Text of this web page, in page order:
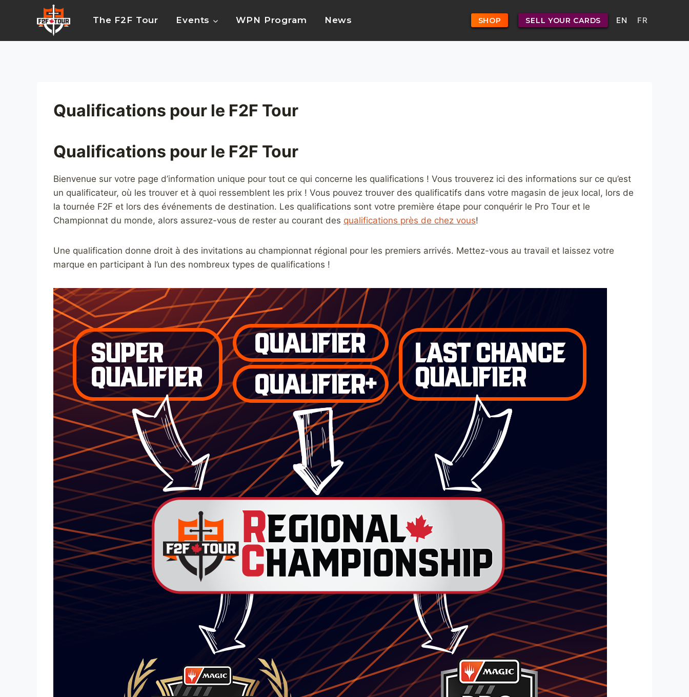
The F2F Tour Events WPN Program News SHOP SELL YOUR CARDS EN FR
Qualifications pour le F2F Tour
Qualifications pour le F2F Tour
Bienvenue sur votre page d’information unique pour tout ce qui concerne les qualifications ! Vous trouverez ici des informations sur ce qu’est
un qualificateur, où les trouver et à quoi ressemblent les prix ! Vous pouvez trouver des qualificatifs dans votre magasin de jeux local, lors de
la tournée F2F et lors des événements de destination. Les qualifications sont votre première étape pour conquérir le Pro Tour et le
Championnat du monde, alors assurez-vous de rester au courant des qualifications près de chez vous!
Une qualification donne droit à des invitations au championnat régional pour les premiers arrivés. Mettez-vous au travail et laissez votre
marque en participant à l’un des nombreux types de qualifications !